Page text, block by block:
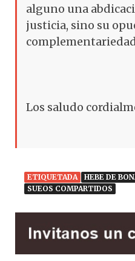
alguno una
justicia, sino su
Los saludo
ETIQUETADA HEBE DE
SUEOS COMPARTIDOS